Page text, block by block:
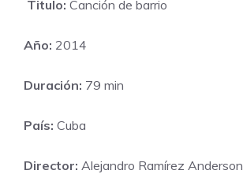
Titulo: Canción de barrio
Año: 2014
Duración: 79 min
País: Cuba
Director: Alejandro Ramírez Anderson